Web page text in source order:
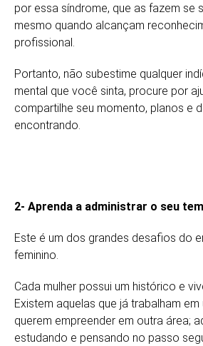
por essa síndrome, que as fazem se
mesmo quando alcançam
profissional.
Portanto, não subestime qualquer
mental que você sinta, procure por
compartilhe seu momento, planos e
encontrando.
2- Aprenda a administrar o seu
Este é um dos grandes desafios do
feminino.
Cada mulher possui um histórico e
Existem aquelas que já trabalham
querem empreender em outra área;
estudando e pensando no passo